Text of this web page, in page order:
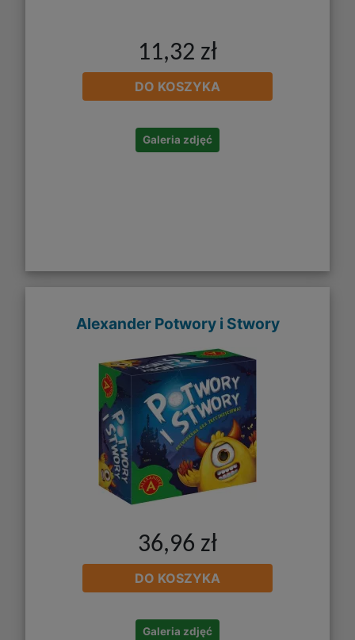
11,32 zł
DO KOSZYKA
Galeria zdjęć
Alexander Potwory i Stwory
36,96 zł
DO KOSZYKA
Galeria zdjęć